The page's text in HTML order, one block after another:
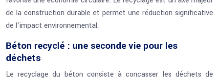
de la construction durable et permet une réduction significative
de l’impact environnemental.
Béton recyclé : une seconde vie pour les
déchets
Le recyclage du béton consiste à concasser les déchets de